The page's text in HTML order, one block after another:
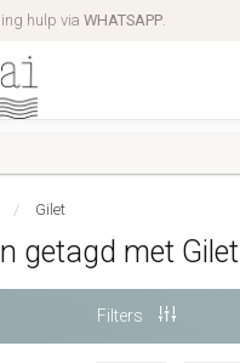
hulp via WHATSAPP.
/ Gilet
getagd met Gilet
Filters